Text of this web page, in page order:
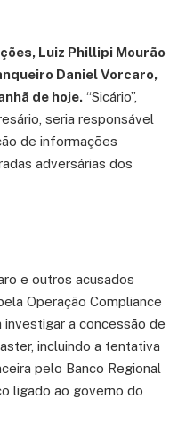
Luiz Phillipi Mourão
Daniel Vorcaro,
de hoje. “Sicário”,
seria responsável
de informações
adversárias dos
e outros acusados
Operação Compliance
a concessão de
incluindo a tentativa
pelo Banco Regional
ligado ao governo do